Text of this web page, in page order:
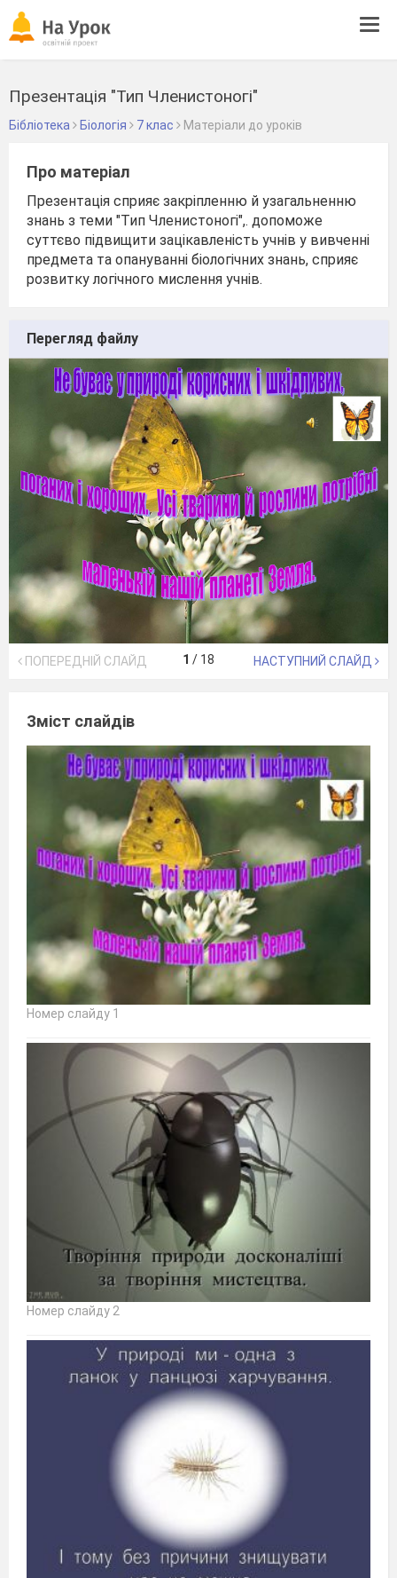
Презентація "Тип Членистоногі"
Бібліотека Біологія 7 клас Матеріали до уроків
Про матеріал
Презентація сприяє закріпленню й узагальненню
знань з теми "Тип Членистоногі",. допоможе
суттєво підвищити зацікавленість учнів у вивченні
предмета та опануванні біологічних знань, сприяє
розвитку логічного мислення учнів.
Перегляд файлу
ПОПЕРЕДНІЙ СЛАЙД 1 / 18 НАСТУПНИЙ СЛАЙД
Зміст слайдів
Номер слайду 1
Номер слайду 2